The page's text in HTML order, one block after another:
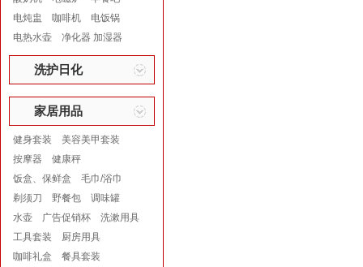
电炖盅
咖啡机
电饭锅
电热水壶
净化器 加湿器
洗护日化
家居用品
健身套装
美容美甲套装
按摩器
健康秤
饭盒、保鲜盒
毛巾/浴巾
剃须刀
野餐包
调味罐
水壶
广告促销杯
洗漱用具
工具套装
厨房用具
咖啡礼盒
餐具套装